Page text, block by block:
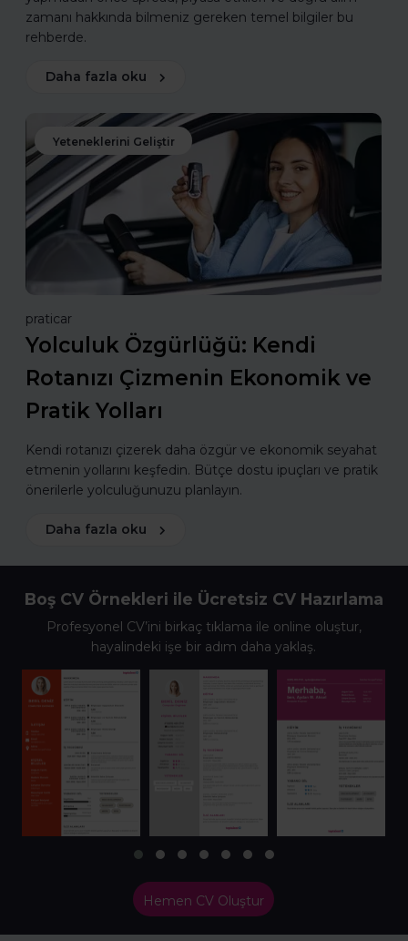
zamanı hakkında bilmeniz gereken temel bilgiler bu
rehberde.
Daha fazla oku
Yeteneklerini Geliştir
praticar
Yolculuk Özgürlüğü: Kendi
Rotanızı Çizmenin Ekonomik ve
Pratik Yolları
Kendi rotanızı çizerek daha özgür ve ekonomik seyahat
etmenin yollarını keşfedin. Bütçe dostu ipuçları ve pratik
önerilerle yolculuğunuzu planlayın.
Daha fazla oku
Boş CV Örnekleri ile Ücretsiz CV Hazırlama
Profesyonel CV’ini birkaç tıklama ile online oluştur,
hayalindeki işe bir adım daha yaklaş.
Hemen CV Oluştur